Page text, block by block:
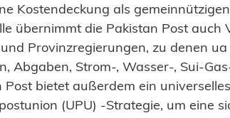
Kostendeckung als
übernimmt die Pakistan Post auch
Provinzregierungen, zu denen ua
Abgaben, Strom-, Wasser-, Sui-
Post bietet außerdem ein
(UPU) -Strategie, um eine